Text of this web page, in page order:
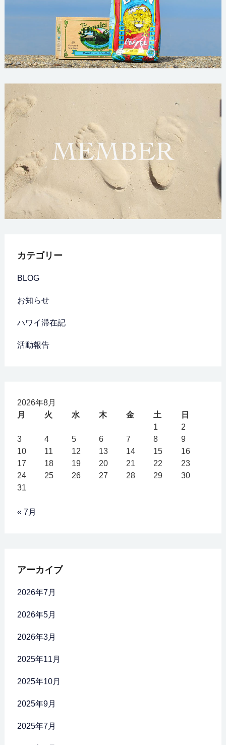
カテゴリー
BLOG
お知らせ
ハワイ滞在記
活動報告
2026年8月
月
火 水 木 金 土
日
1
2
3
4 5 6 7 8
9
10
11 12 13 14 15
16
17
18 19 20 21 22
23
24
25 26 27 28 29
30
31
« 7月
アーカイブ
2026年7月
2026年5月
2026年3月
2025年11月
2025年10月
2025年9月
2025年7月